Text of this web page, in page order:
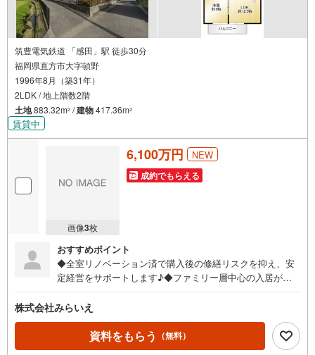
筑豊電気鉄道 「感田」駅 徒歩30分
福岡県直方市大字頓野
1996年8月（築31年）
2LDK / 地上階数2階
土地883.32m2 /建物417.36m2
賃貸中
画像3枚
6,100万円 NEW
成約でもらえる
おすすめポイント
◆全室リノベーション済で購入後の修繕リスクを抑え、安
定経営をサポートします♪◆ファミリー層中心の入居が期
ートやコンビニ徒歩圏で生活利便性が高く入居需要も良好
です♪◆イオンモール直方へ車で約5分！買物・生活環境に
優れた人気エリアです♪◆資産価値と収益性を兼ね備え
た、長期保有に適した一棟アパートです♪
株式会社みらいえ
資料をもらう （無料）